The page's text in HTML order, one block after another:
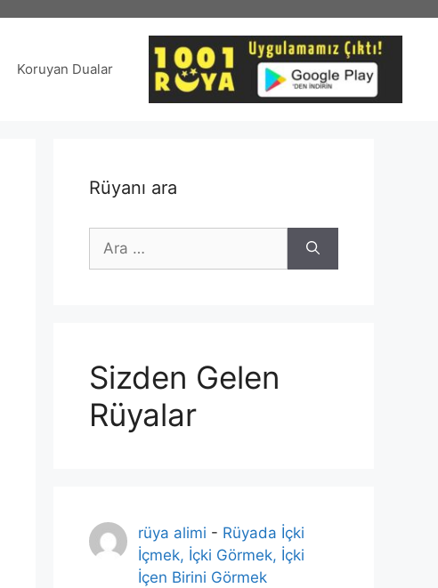
Koruyan Dualar
Rüyanı ara
için
Sizden Gelen
Rüyalar
rüya alimi - Rüyada İçki
İçmek, İçki Görmek, İçki
İçen Birini Görmek